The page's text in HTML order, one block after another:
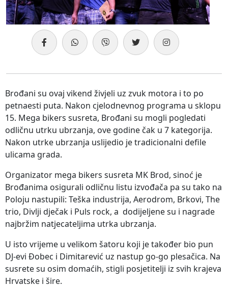
Brođani su ovaj vikend živjeli uz zvuk motora i to po
petnaesti puta. Nakon cjelodnevnog programa u sklopu
15. Mega bikers susreta, Brođani su mogli pogledati
odličnu utrku ubrzanja, ove godine čak u 7 kategorija.
Nakon utrke ubrzanja uslijedio je tradicionalni defile
ulicama grada.
Organizator mega bikers susreta MK Brod, sinoć je
Brođanima osigurali odličnu listu izvođača pa su tako na
Poloju nastupili: Teška industrija, Aerodrom, Brkovi, The
trio, Divlji dječak i Puls rock, a dodijeljene su i nagrade
najbržim natjecateljima utrka ubrzanja.
U isto vrijeme u velikom šatoru koji je također bio pun
DJ-evi Đobec i Dimitarević uz nastup go-go plesačica. Na
susrete su osim domaćih, stigli posjetitelji iz svih krajeva
Hrvatske i šire.